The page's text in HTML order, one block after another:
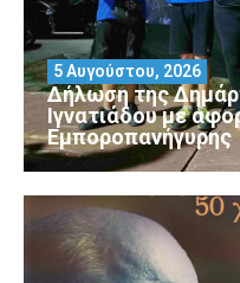
Δήλωση της
Ιγνατιάδου με
Εμποροπανήγυρης
5 Αυγούστου, 2026